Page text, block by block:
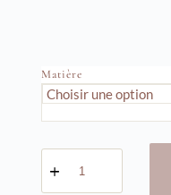
Matière
quantité
de